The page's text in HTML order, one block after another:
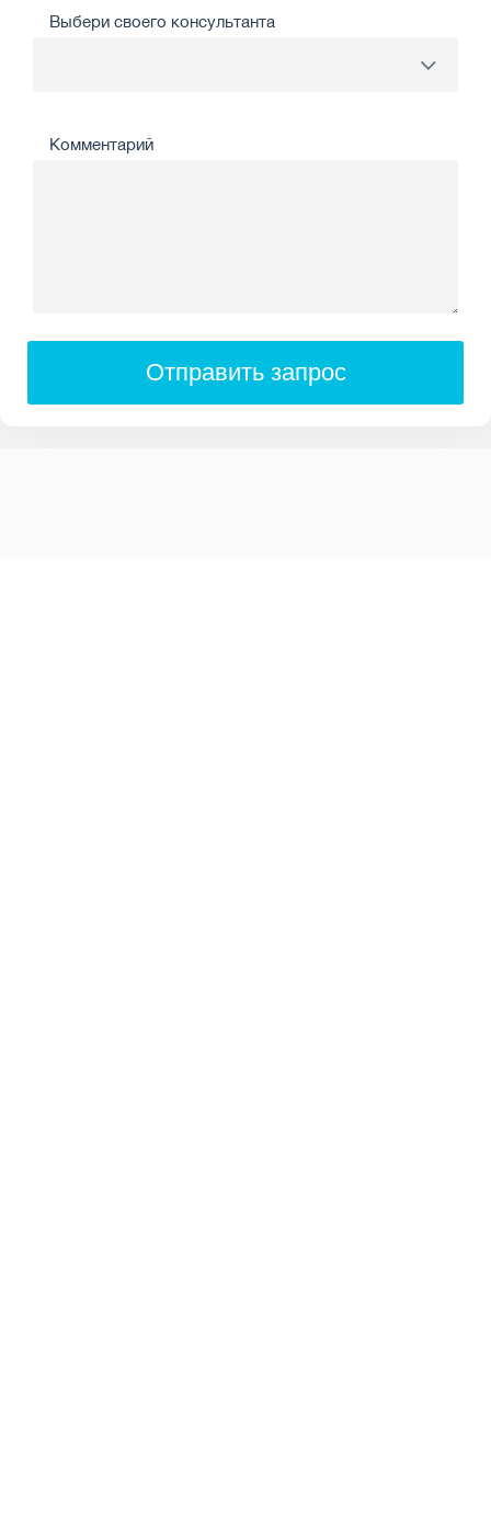
Выбери своего консультанта
Комментарий
Отправить запрос